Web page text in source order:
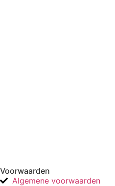
Voorwaarden
Algemene voorwaarden